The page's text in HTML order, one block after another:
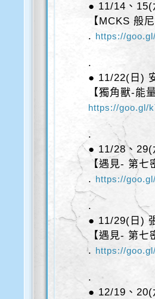
● 11/14、
【MCKS 般
. https://
.
● 11/22(日)
【獨角獸-能
https://goo.gl/
.
● 11/28、29(
【遇見- 第
. https://
.
● 11/29(日)
【遇見- 第
. https://
.
● 12/19、